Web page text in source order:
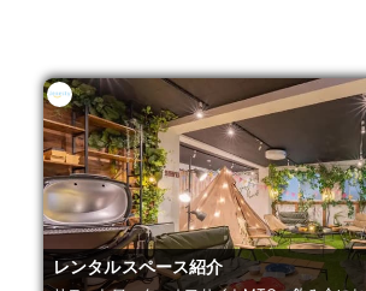
レンタルスペース紹介